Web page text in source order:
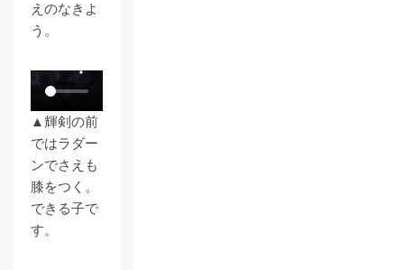
えのなきよ
う。
▲輝剣の前
ではラダー
ンでさえも
膝をつく。
できる子で
す。